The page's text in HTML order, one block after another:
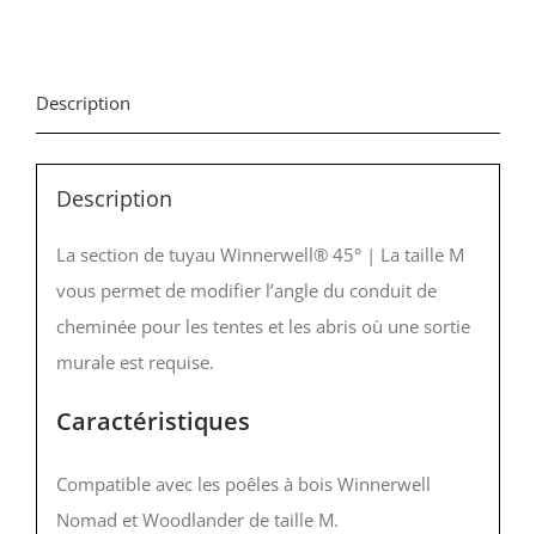
Description
Description
La section de tuyau Winnerwell® 45° | La taille M
vous permet de modifier l’angle du conduit de
cheminée pour les tentes et les abris où une sortie
murale est requise.
Caractéristiques
Compatible avec les poêles à bois Winnerwell
Nomad et Woodlander de taille M.